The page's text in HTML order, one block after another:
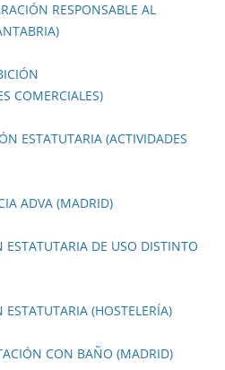
RESPONSABLE AL
COMERCIALES)
ESTATUTARIA (ACTIVIDADES
ADVA (MADRID)
DE USO DISTINTO
(HOSTELERÍA)
CON BAÑO (MADRID)